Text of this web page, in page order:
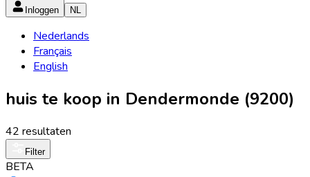
Inloggen NL
Nederlands
Français
English
huis te koop in Dendermonde (9200)
42 resultaten
Filter
BETA